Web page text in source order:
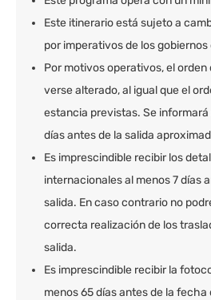
Este itinerario está sujeto a
por imperativos de los gobiernos
Por motivos operativos, el orden
verse alterado, al igual que el
estancia previstas. Se
días antes de la salida
Es imprescindible recibir los
internacionales al menos 7 días
salida. En caso contrario no
correcta realización de los
salida.
Es imprescindible recibir la
menos 65 días antes de la fecha